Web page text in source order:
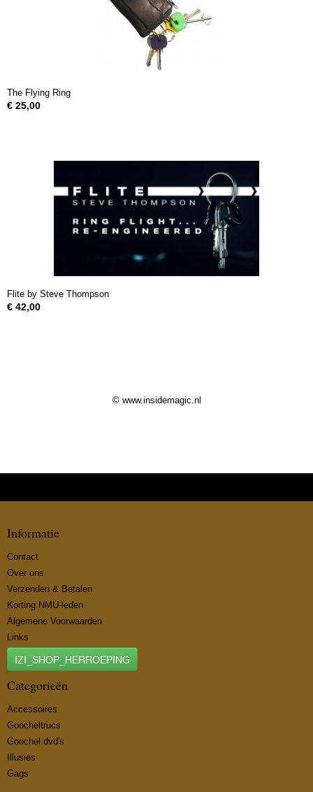
The Flying Ring
€ 25,00
Flite by Steve Thompson
€ 42,00
© www.insidemagic.nl
Informatie
Contact
Over ons
Verzenden & Betalen
Korting NMU-leden
Algemene Voorwaarden
Links
IZI_SHOP_HERROEPING
Categorieën
Accessoires
Goocheltrucs
Goochel dvd's
Illusies
Gags